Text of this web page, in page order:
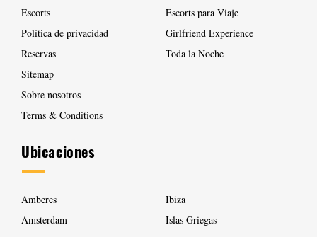
Escorts
Política de privacidad
Reservas
Sitemap
Sobre nosotros
Terms & Conditions
Escorts para Viaje
Girlfriend Experience
Toda la Noche
Ubicaciones
Amberes
Amsterdam
Ibiza
Islas Griegas